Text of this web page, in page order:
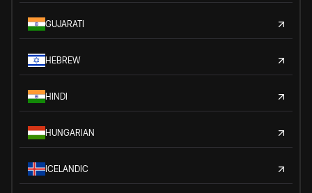
GUJARATI
HEBREW
HINDI
HUNGARIAN
ICELANDIC